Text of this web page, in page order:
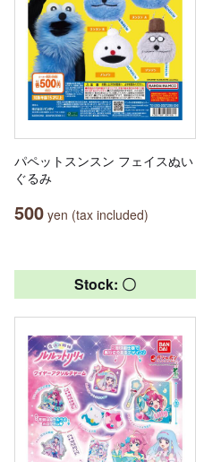
パペットスンスン フェイスぬい
ぐるみ
500 yen (tax included)
Stock: 〇